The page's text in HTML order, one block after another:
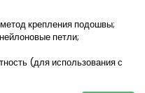
крепления подошвы;
петли;
(для использования с